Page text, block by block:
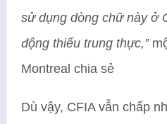
sử dụng dòng chữ này ở
động thiếu trung thực,”
Montreal chia sẻ
Dù vậy, CFIA vẫn chấp